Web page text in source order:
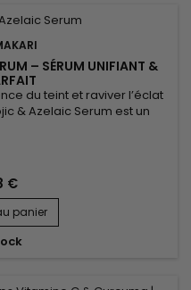
– SÉRUM UNIFIANT &
du teint et raviver l’éclat
& Azelaic Serum est un
quotidienne. Ce soin
€
panier